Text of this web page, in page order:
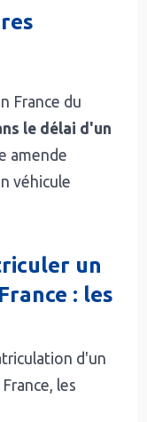
France du
le délai d'un
amende
véhicule
un
: les
d'un
les